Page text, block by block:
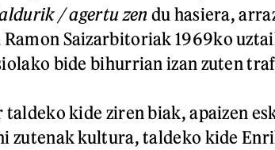
/ agertu zen du hasiera,
Ramon Saizarbitoriak 1969ko
bide bihurrian izan zuten
taldeko kide ziren biak, apaizen
zutenak kultura, taldeko kide